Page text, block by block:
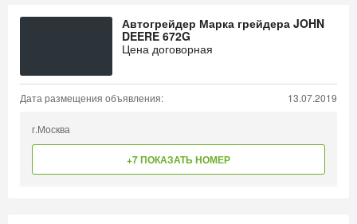
Автогрейдер Марка грейдера JOHN
DEERE 672G
Цена договорная
Дата размещения объявления: 13.07.2019
г.Москва
+7 ПОКАЗАТЬ НОМЕР